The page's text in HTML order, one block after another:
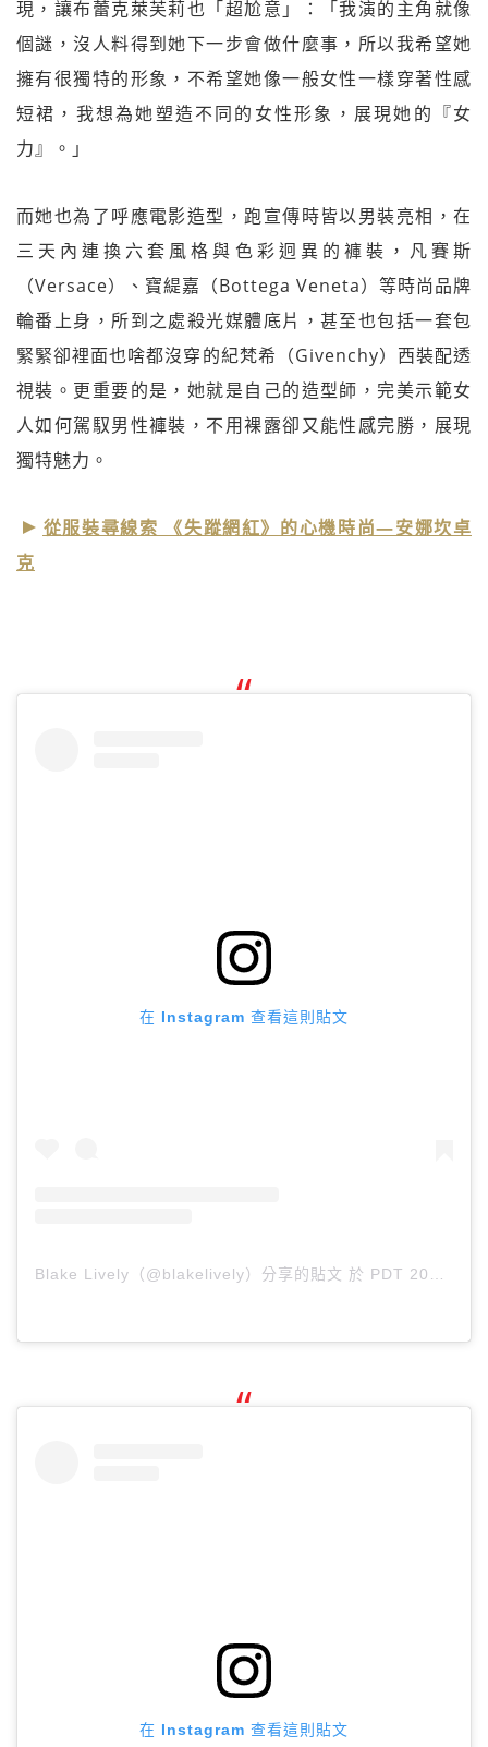
現，讓布蕾克萊芙莉也「超尬意」：「我演的主角就像
個謎，沒人料得到她下一步會做什麼事，所以我希望她
擁有很獨特的形象，不希望她像一般女性一樣穿著性感
短裙，我想為她塑造不同的女性形象，展現她的『女
力』。」
而她也為了呼應電影造型，跑宣傳時皆以男裝亮相，在
三天內連換六套風格與色彩迥異的褲裝，凡賽斯
（Versace）、寶緹嘉（Bottega Veneta）等時尚品牌
輪番上身，所到之處殺光媒體底片，甚至也包括一套包
緊緊卻裡面也啥都沒穿的紀梵希（Givenchy）西裝配透
視裝。更重要的是，她就是自己的造型師，完美示範女
人如何駕馭男性褲裝，不用裸露卻又能性感完勝，展現
獨特魅力。
從服裝尋線索 《失蹤網紅》的心機時尚—安娜坎卓
克
在 Instagram 查看這則貼文
Blake Lively（@blakelively）分享的貼文 於 PDT 2018 年 9月 月 3 日 下午 6:32
在 Instagram 查看這則貼文